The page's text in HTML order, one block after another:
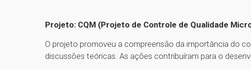
Projeto: CQM (Projeto de Controle de Qualidade
O projeto promoveu a compreensão da importância do
discussões teóricas. As ações contribuíram para o